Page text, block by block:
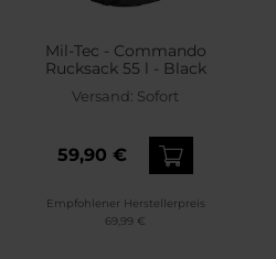
Mil-Tec - Commando
Rucksack 55 l - Black
Versand: Sofort
59,90 €
Empfohlener Herstellerpreis
69,99 €